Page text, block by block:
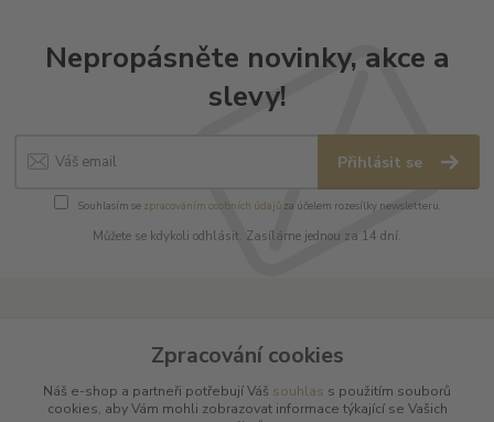
Nepropásněte novinky, akce a
slevy!
Přihlásit se
Souhlasím se zpracováním osobních údajůza účelem rozesílky newsletteru.
Můžete se kdykoli odhlásit. Zasíláme jednou za 14 dní.
Informace pro zákazníky
O nás
Vše o nákupu
Zpracování cookies
Náš e-shop a partneři potřebují Váš souhlas s použitím souborů
cookies, aby Vám mohli zobrazovat informace týkající se Vašich